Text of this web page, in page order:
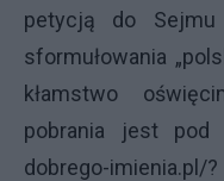
petycją do
sformułowania
kłamstwo
pobrania jest
dobrego-imienia.pl/?